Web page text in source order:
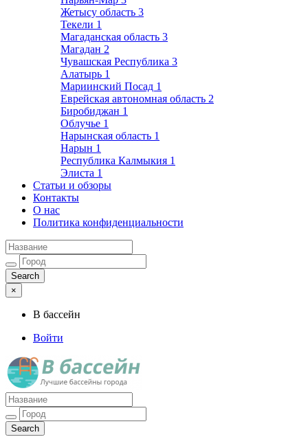
Жетысу область 3
Текели 1
Магаданская область 3
Магадан 2
Чувашская Республика 3
Алатырь 1
Мариинский Посад 1
Еврейская автономная область 2
Биробиджан 1
Облучье 1
Нарынская область 1
Нарын 1
Республика Калмыкия 1
Элиста 1
Статьи и обзоры
Контакты
О нас
Политика конфиденциальности
×
В бассейн
Войти
Лучшие бассейны города